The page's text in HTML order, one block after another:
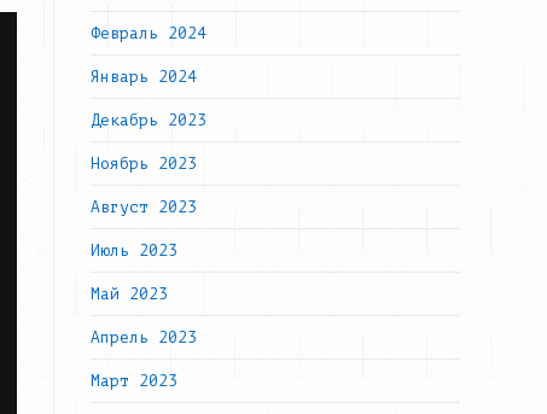
Февраль 2024
Январь 2024
Декабрь 2023
Ноябрь 2023
Август 2023
Июль 2023
Май 2023
Апрель 2023
Март 2023